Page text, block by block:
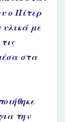
ο Πίτερ
με
στα
την